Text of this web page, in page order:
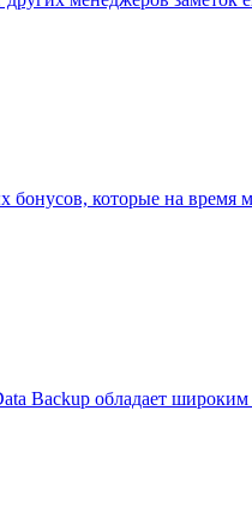
бонусов, которые на время
Backup обладает